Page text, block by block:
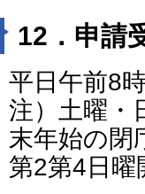
12．申請
平日午前8
注）土曜・
末年始の閉
第2第4日曜